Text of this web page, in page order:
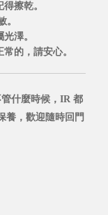
擦乾。
。
澤。
的，請安心。
管什麼時候，IR 都
養， 歡迎隨時回門